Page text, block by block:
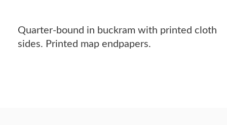
Quarter-bound in buckram with printed cloth
sides. Printed map endpapers.